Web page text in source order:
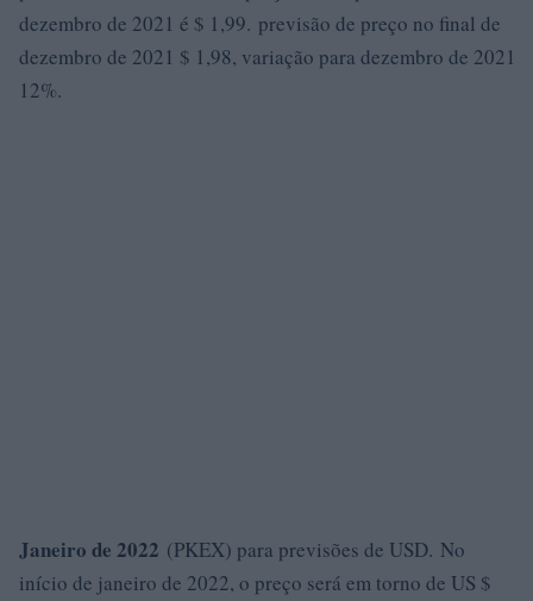
dezembro de 2021 é $ 1,99. previsão de preço no final de
dezembro de 2021 $ 1,98, variação para dezembro de 2021
12%.
Janeiro de 2022 (PKEX) para previsões de USD. No
início de janeiro de 2022, o preço será em torno de US $